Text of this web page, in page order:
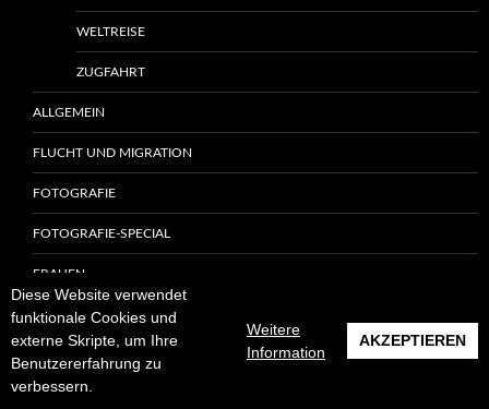
Diese Website verwendet
funktionale Cookies und
externe Skripte, um Ihre
Benutzererfahrung zu
verbessern.
Weitere
Information
AKZEPTIEREN
WELTREISE
ZUGFAHRT
ALLGEMEIN
FLUCHT UND MIGRATION
FOTOGRAFIE
FOTOGRAFIE-SPECIAL
FRAUEN
FÜCHSE
INSEKTEN